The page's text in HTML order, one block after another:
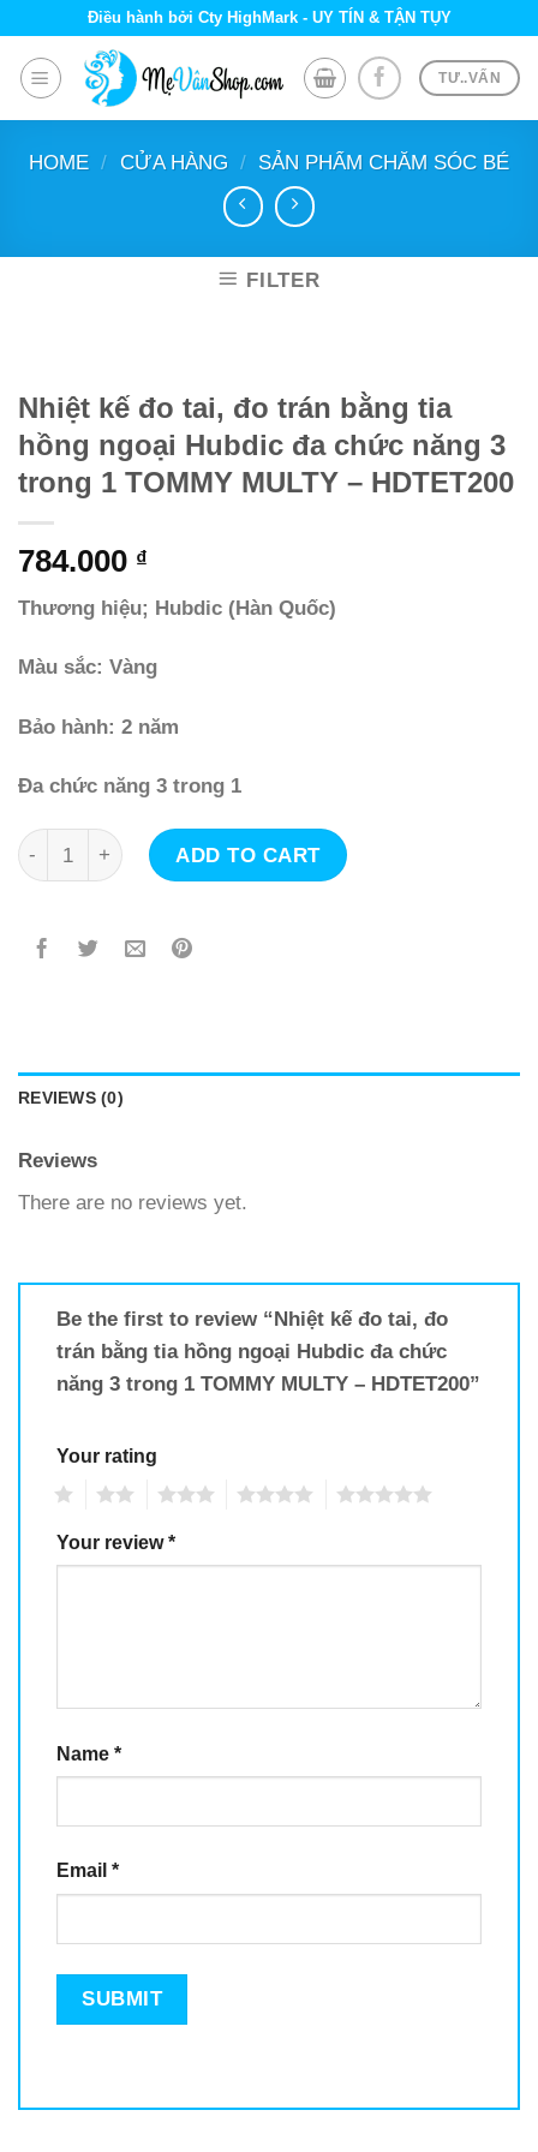
content
Điều hành bởi Cty HighMark - UY TÍN & TẬN TỤY
TƯ..VẤN
HOME / CỬA HÀNG / SẢN PHẨM CHĂM SÓC BÉ
FILTER
Nhiệt kế đo tai, đo trán bằng tia
hồng ngoại Hubdic đa chức năng 3
trong 1 TOMMY MULTY – HDTET200
784.000 ₫
Thương hiệu; Hubdic (Hàn Quốc)
Màu sắc: Vàng
Bảo hành: 2 năm
Đa chức năng 3 trong 1
Nhiệt kế đo tai, đo trán bằng tia hồng ngoại Hubdic đa
ADD TO CART
REVIEWS (0)
Reviews
There are no reviews yet.
Be the first to review “Nhiệt kế đo tai, đo
trán bằng tia hồng ngoại Hubdic đa chức
năng 3 trong 1 TOMMY MULTY – HDTET200”
Your rating
Your review*
Name *
Email *